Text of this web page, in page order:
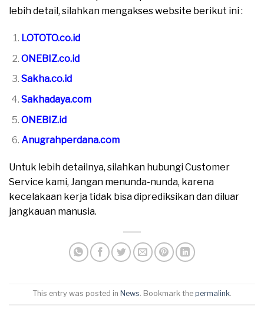
lebih detail, silahkan mengakses website berikut ini :
LOTOTO.co.id
ONEBIZ.co.id
Sakha.co.id
Sakhadaya.com
ONEBIZ.id
Anugrahperdana.com
Untuk lebih detailnya, silahkan hubungi Customer
Service kami, Jangan menunda-nunda, karena
kecelakaan kerja tidak bisa diprediksikan dan diluar
jangkauan manusia.
This entry was posted in News. Bookmark the permalink.